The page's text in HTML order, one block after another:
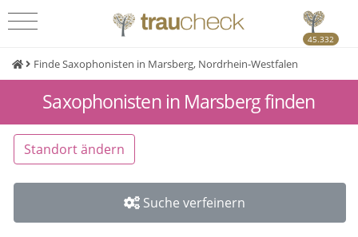
45.332
Finde Saxophonisten in Marsberg, Nordrhein-Westfalen
Saxophonisten in Marsberg finden
Standort ändern
Suche verfeinern